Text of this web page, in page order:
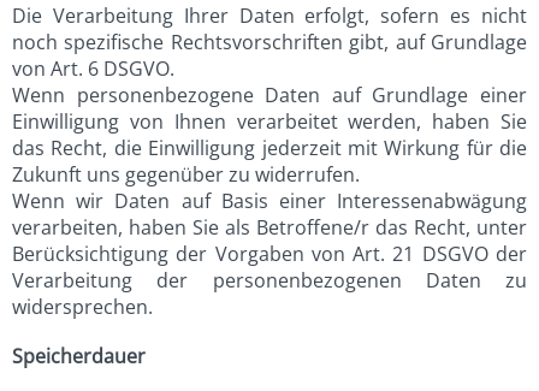
Die Verarbeitung Ihrer Daten erfolgt, sofern es nicht
noch spezifische Rechtsvorschriften gibt, auf Grundlage
von Art. 6 DSGVO.
Wenn personenbezogene Daten auf Grundlage einer
Einwilligung von Ihnen verarbeitet werden, haben Sie
das Recht, die Einwilligung jederzeit mit Wirkung für die
Zukunft uns gegenüber zu widerrufen.
Wenn wir Daten auf Basis einer Interessenabwägung
verarbeiten, haben Sie als Betroffene/r das Recht, unter
Berücksichtigung der Vorgaben von Art. 21 DSGVO der
Verarbeitung der personenbezogenen Daten zu
widersprechen.
Speicherdauer